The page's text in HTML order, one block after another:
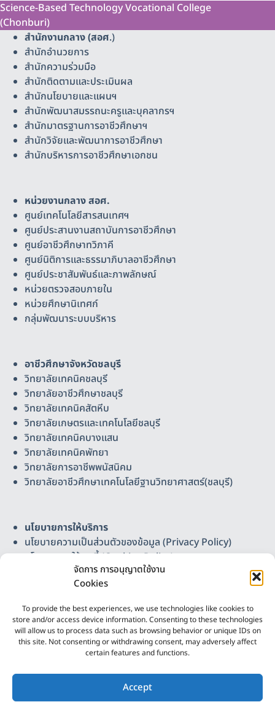
จัดการ การอนุญาตใช้งาน
Cookies
To provide the best experiences, we use technologies like cookies to
store and/or access device information. Consenting to these technologies
will allow us to process data such as browsing behavior or unique IDs on
this site. Not consenting or withdrawing consent, may adversely affect
certain features and functions.
Accept
Science-Based Technology Vocational College
(Chonburi)
สำนักงานกลาง (สอศ.)
สำนักอำนวยการ
สำนักความร่วมมือ
สำนักติดตามและประเมินผล
สำนักนโยบายและแผนฯ
สำนักพัฒนาสมรรถนะครูและบุคลากรฯ
สำนักมาตรฐานการอาชีวศึกษาฯ
สำนักวิจัยและพัฒนาการอาชีวศึกษา
สำนักบริหารการอาชีวศึกษาเอกชน
หน่วยงานกลาง สอศ.
ศูนย์เทคโนโลยีสารสนเทศฯ
ศูนย์ประสานงานสถาบันการอาชีวศึกษา
ศูนย์อาชีวศึกษาทวิภาคี
ศูนย์นิติการและธรรมาภิบาลอาชีวศึกษา
ศูนย์ประชาสัมพันธ์และภาพลักษณ์
หน่วยตรวจสอบภายใน
หน่วยศึกษานิเทศก์
กลุ่มพัฒนาระบบบริหาร
อาชีวศึกษาจังหวัดชลบุรี
วิทยาลัยเทคนิคชลบุรี
วิทยาลัยอาชีวศึกษาชลบุรี
วิทยาลัยเทคนิคสัตหีบ
วิทยาลัยเกษตรและเทคโนโลยีชลบุรี
วิทยาลัยเทคนิคบางแสน
วิทยาลัยเทคนิคพัทยา
วิทยาลัยการอาชีพพนัสนิคม
วิทยาลัยอาชีวศึกษาเทคโนโลยีฐานวิทยาศาสตร์(ชลบุรี)
นโยบายการให้บริการ
นโยบายความเป็นส่วนตัวของข้อมูล (Privacy Policy)
นโยบายการใช้คุกกี้ (Cookies Policy)
แผนผังเว็บไซต์
วิทยาลัยอาชีวศึกษาเทคโนโลยีฐานวิทยาศาสตร์ (ชลบุรี)
Science-Based Technology Vocational College
(Chonburi)
เลขที่ 37 หมู่ 3 ต.บ้านเก่า อ.พานทอง จ.ชลบุรี 20160
โทรศัพท์ 086-4165307, 038-447241 โทรสาร 038-
447243 อีเมล chonburi.sbtvc@gmail.com
งานศูนย์ดิจิทัลและสื่อสาร ฯ